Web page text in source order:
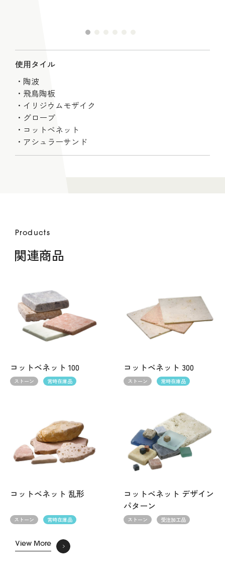
使用タイル
陶波
飛鳥陶板
イリジウムモザイク
グローブ
コットベネット
アシュラーサンド
Products
関連商品
コットベネット 100
ストーン 常時在庫品
コットベネット 300
ストーン 常時在庫品
コットベネット 乱形
ストーン 常時在庫品
コットベネット デザイン
パターン
ストーン 受注加工品
View More